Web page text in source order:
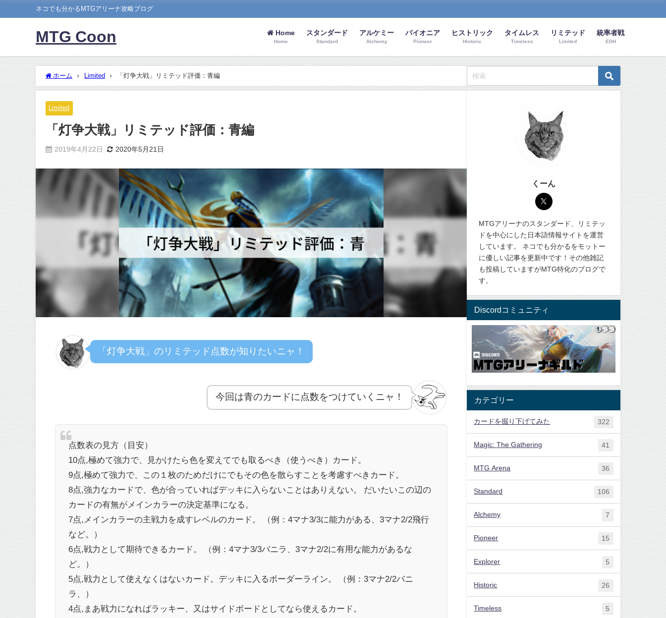
ネコでも分かるMTGアリーナ攻略ブログ
MTG Coon Home
Home
スタンダード
Standard
アルケミー
Alchemy
パイオニア
Pioneer
ヒストリック
Historic
タイムレス
Timeless
リミテッド
Limited
統率者戦
EDH
ホーム Limited 「灯争大戦」リミテッド評価：青編
Limited
「灯争大戦」リミテッド評価：青編
2019年4月22日 2020年5月21日
「灯争大戦」のリミテッド点数が知りたいニャ！
今回は青のカードに点数をつけていくニャ！
点数表の見方（目安）
10点,極めて強力で、見かけたら色を変えてでも取るべき（使うべき）カード。
9点,極めて強力で、この１枚のためだけにでもその色を散らすことを考慮すべきカード。
8点,強力なカードで、色が合っていればデッキに入らないことはありえない。 だいたいこの辺の
カードの有無がメインカラーの決定基準になる。
7点,メインカラーの主戦力を成すレベルのカード。 （例：4マナ3/3に能力がある、3マナ2/2飛行
など。）
6点,戦力として期待できるカード。 （例：4マナ3/3バニラ、3マナ2/2に有用な能力があるな
ど。）
5点,戦力として使えなくはないカード。デッキに入るボーダーライン。 （例：3マナ2/2バニ
ラ、）
4点,まあ戦力になればラッキー、又はサイドボードとしてなら使えるカード。
くーん
MTGアリーナのスタンダード、リミテッ
ドを中心にした日本語情報サイトを運営
しています。 ネコでも分かるをモットー
に優しい記事を更新中です！その他雑記
も投稿していますがMTG特化のブログで
す。
Discordコミュニティ
カテゴリー
カードを掘り下げてみた 322
Magic: The Gathering 41
MTG Arena 36
Standard 106
Alchemy 7
Pioneer 15
Explorer 5
Historic 26
Timeless 5